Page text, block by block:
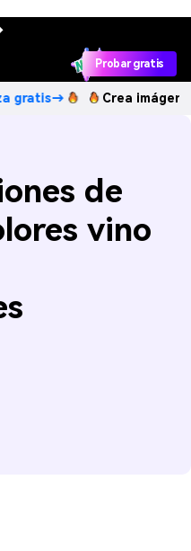
Probar gratis
Crea imágenes IA
de
vino